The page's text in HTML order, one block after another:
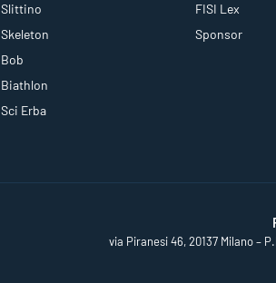
Slittino
Skeleton
Bob
Biathlon
Sci Erba
FISI Lex
Sponsor
via Piranesi 46, 20137 Milano –